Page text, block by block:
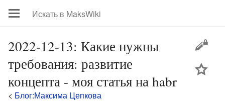
2022-12-13: Какие нужны
требования: развитие
концепта - моя статья на habr
< Блог:Максима Цепкова